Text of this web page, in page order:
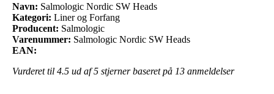
Navn: Salmologic Nordic SW Heads
Kategori: Liner og Forfang
Producent: Salmologic
Varenummer: Salmologic Nordic SW Heads
EAN:
Vurderet til 4.5 ud af 5 stjerner baseret på 13 anmeldelser